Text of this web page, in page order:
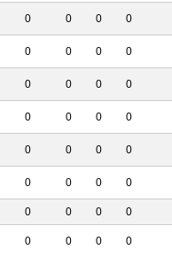
0 0 0 0
0 0 0 0
0 0 0 0
0 0 0 0
0 0 0 0
0 0 0 0
0 0 0 0
0 0 0 0